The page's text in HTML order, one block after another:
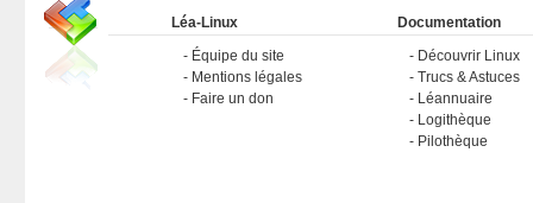
Léa-Linux
Équipe du site
Mentions légales
Faire un don
Documentation
Découvrir Linux
Trucs & Astuces
Léannuaire
Logithèque
Pilothèque